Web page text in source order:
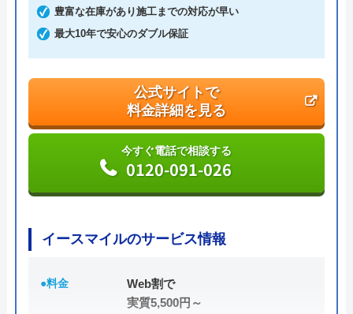
豊富な在庫があり施工までの対応が早い
最大10年で安心のダブル保証
公式サイトで
料金詳細を見る
今すぐ電話で相談する
0120-091-026
イースマイルのサービス情報
●料金
Web割で
実質5,500円～